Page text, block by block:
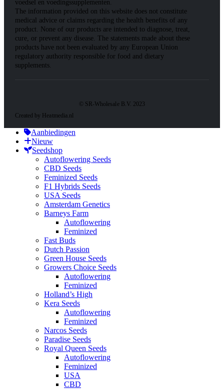
voedsel en voedingssupplementen.
The information provided on this website does not constitute
medical advice or claims regarding the health benefits of any
product. None of our products are intended to diagnose, treat,
cure, or prevent any disease. The statements made about these
products have not been evaluated by any European Union
regulatory authority responsible for food and dietary
supplements.
© SR-Wholesale B.V. 2023
Created by Heatmedia.nl
Aanbiedingen
Nieuw
Seedshop
Autoflowering Seeds
CBD Seeds
Feminized Seeds
F1 Hybrids Seeds
USA Seeds
Amsterdam Genetics
Barneys Farm
Autoflowering
Feminized
Fast Buds
Dutch Passion
Green House Seeds
Growers Choice Seeds
Autoflowering
Feminized
Holland’s High
Kera Seeds
Autoflowering
Feminized
Narcos Seeds
Paradise Seeds
Royal Queen Seeds
Autoflowering
Feminized
USA
CBD